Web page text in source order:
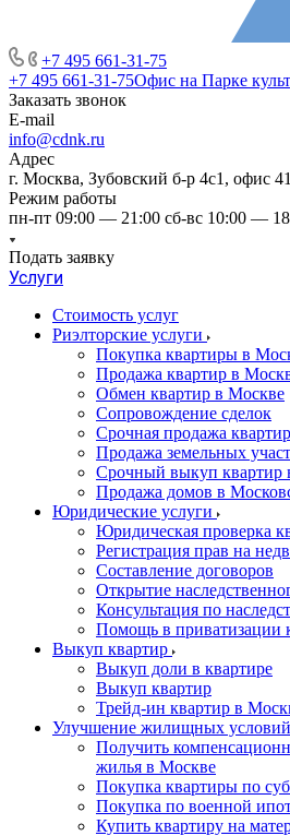
+7 495 661-31-75
+7 495 661-31-75Офис на Парке
Заказать звонок
E-mail
info@cdnk.ru
Адрес
г. Москва, Зубовский б-р 4с1, офис
Режим работы
пн-пт 09:00 — 21:00 сб-вс 10:00 —
Подать заявку
Услуги
Стоимость услуг
Риэлторские услуги
Покупка квартиры в
Продажа квартир в
Обмен квартир в Москве
Сопровождение сделок
Срочная продажа квартир
Продажа земельных
Срочный выкуп квартир
Продажа домов в
Юридические услуги
Юридическая проверка
Регистрация прав на
Составление договоров
Открытие
Консультация по
Помощь в приватизации
Выкуп квартир
Выкуп доли в квартире
Выкуп квартир
Трейд-ин квартир в
Улучшение жилищных условий
Получить
жилья в Москве
Покупка квартиры по
Покупка по военной
Купить квартиру на